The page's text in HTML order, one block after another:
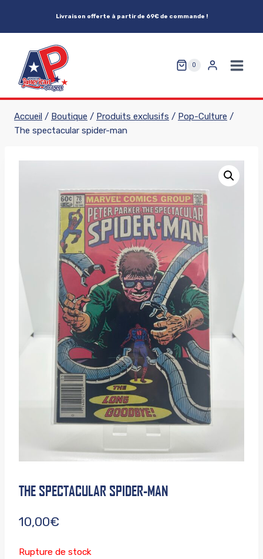
Livraison offerte à partir de 69€ de commande !
0
Accueil / Boutique / Produits exclusifs / Pop-Culture /
The spectacular spider-man
THE SPECTACULAR SPIDER-MAN
10,00€
Rupture de stock